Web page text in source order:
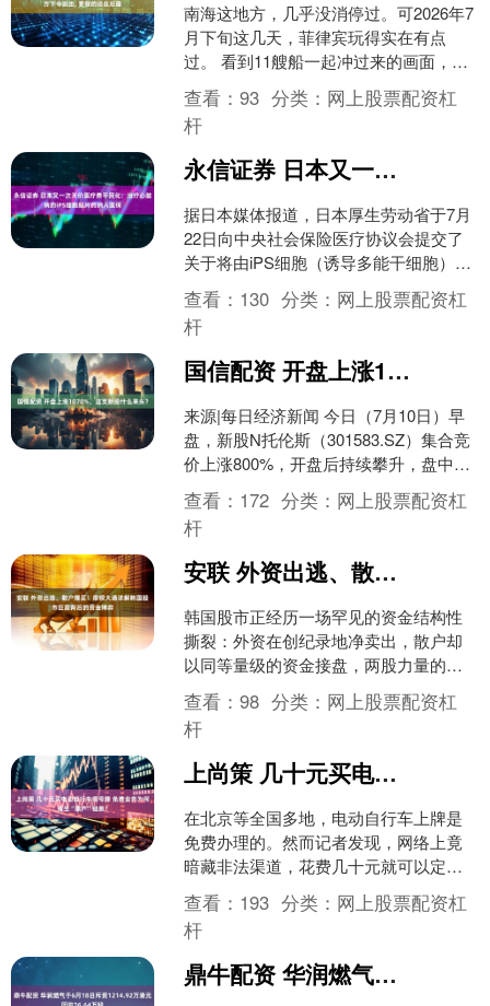
南海这地方，几乎没消停过。可2026年7
月下旬这几天，菲律宾玩得实在有点
过。 看到11艘船一起冲过来的画面，心
里都咯噔一下。菲方这回不是零敲碎
打，而是把撞船、集....
查看：93 分类： 网上股票配资杠
杆
永信证券 日本又一次天价医疗费平民化：治疗心脏病的iPS细胞贴片药纳入医保
据日本媒体报道，日本厚生劳动省于7月
22日向中央社会保险医疗协议会提交了
关于将由iPS细胞（诱导多能干细胞）制
成的心脏病治疗用再生医疗产品纳入公
共医疗保险的方案....
查看： 130 分类： 网上股票配资杠
杆
国信配资 开盘上涨1070%，这支新股什么来头？
来源|每日经济新闻 今日（7月10日）早
盘，新股N托伦斯（301583.SZ）集合竞
价上涨800%，开盘后持续攀升，盘中一
度大涨1070%，触发临停，股价报26....
查看： 172 分类： 网上股票配资杠
杆
安联 外资出逃、散户爆买！摩根大通详解韩国股市巨震背后的资金博弈
韩国股市正经历一场罕见的资金结构性
撕裂：外资在创纪录地净卖出，散户却
以同等量级的资金接盘，两股力量的对
冲在AI浪潮驱动的基本面上行背景下，共
同塑造了这个亚洲最波....
查看：98 分类： 网上股票配资杠
杆
上尚策 几十元买电动自行车假号牌 免费业务为何催生“黑产”链条？
在北京等全国多地，电动自行车上牌是
免费办理的。然而记者发现，网络上竟
暗藏非法渠道，花费几十元就可以定制
假牌照，真假号牌肉眼难以甄别。有不
少车主和商家为规避监管铤....
查看： 193 分类： 网上股票配资杠
杆
鼎牛配资 华润燃气于6月18日斥资1214.92万港元回购76.64万股